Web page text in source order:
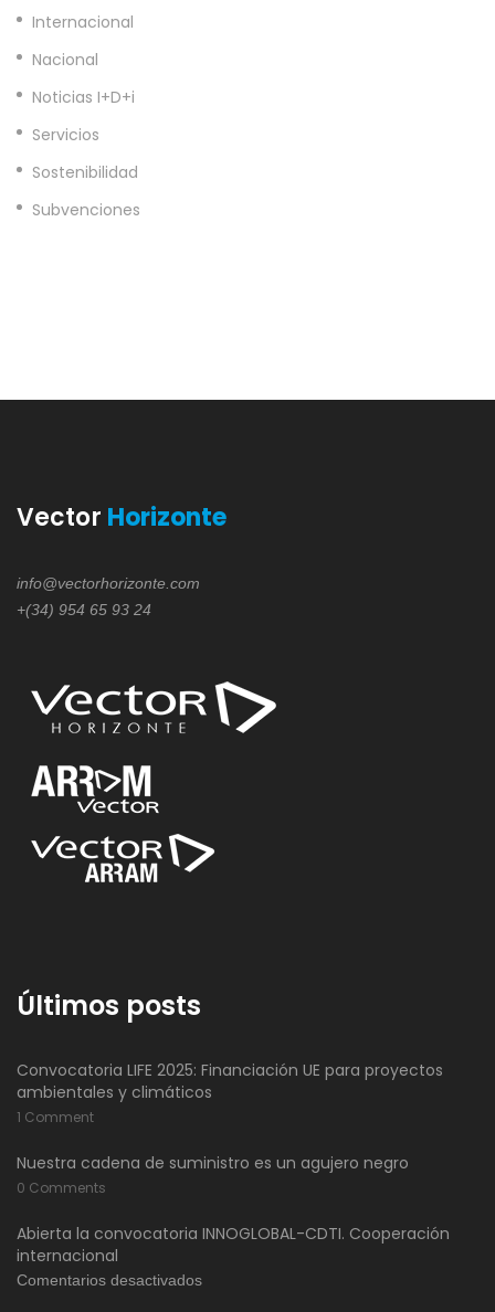
Internacional
Nacional
Noticias I+D+i
Servicios
Sostenibilidad
Subvenciones
Vector Horizonte
info@vectorhorizonte.com
+(34) 954 65 93 24
Últimos posts
Convocatoria LIFE 2025: Financiación UE para proyectos
ambientales y climáticos
1 Comment
Nuestra cadena de suministro es un agujero negro
0 Comments
Abierta la convocatoria INNOGLOBAL-CDTI. Cooperación
internacional
Comentarios desactivadosen